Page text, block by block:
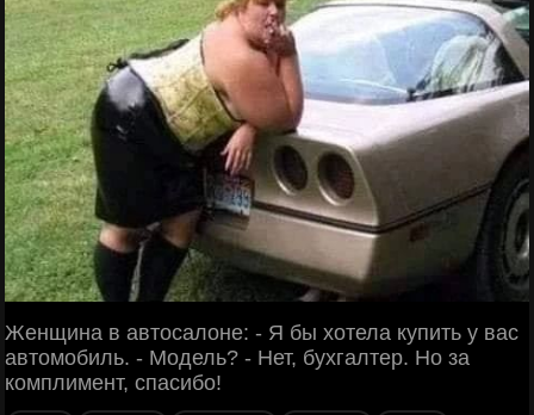
Женщина в автосалоне: - Я бы хотела купить у вас
автомобиль. - Модель? - Нет, бухгалтер. Но за
комплимент, спасибо!